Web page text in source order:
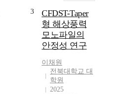
3
CFDST-Taper
형 해상풍력
모노파일의
안정성 연구
이채원
전북대학교 대
학원
2025